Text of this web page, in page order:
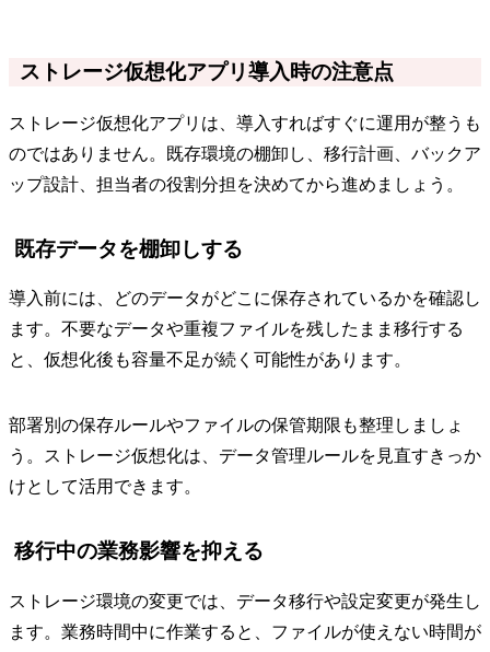
ストレージ仮想化アプリ導入時の注意点
ストレージ仮想化アプリは、導入すればすぐに運用が整うも
のではありません。既存環境の棚卸し、移行計画、バックア
ップ設計、担当者の役割分担を決めてから進めましょう。
既存データを棚卸しする
導入前には、どのデータがどこに保存されているかを確認し
ます。不要なデータや重複ファイルを残したまま移行する
と、仮想化後も容量不足が続く可能性があります。
部署別の保存ルールやファイルの保管期限も整理しましょ
う。ストレージ仮想化は、データ管理ルールを見直すきっか
けとして活用できます。
移行中の業務影響を抑える
ストレージ環境の変更では、データ移行や設定変更が発生し
ます。業務時間中に作業すると、ファイルが使えない時間が